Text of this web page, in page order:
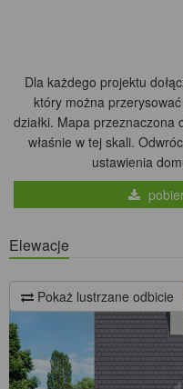
Dla każdego projektu
który można
działki. Mapa
właśnie w tej skali.
ustawienia
Elewacje
Pokaż lustrzane odbicie